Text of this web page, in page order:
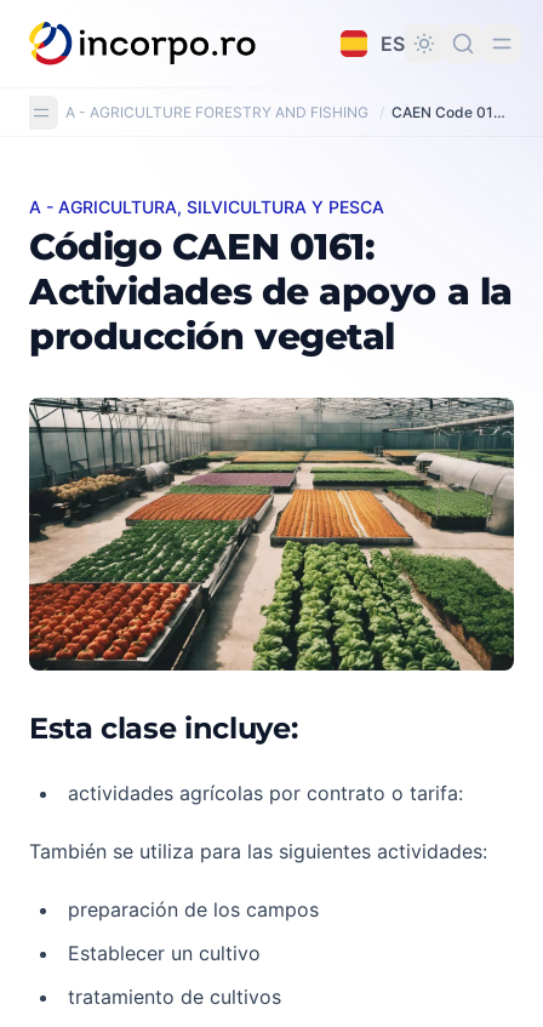
principal
ES
A - AGRICULTURE FORESTRY AND FISHING / CAEN Code 0161: Support activities for crop production
Código CAEN 0161: Actividades de apoyo a la
A - AGRICULTURA, SILVICULTURA Y PESCA
Código CAEN 0161:
Actividades de apoyo a la
producción vegetal
Esta clase incluye:
actividades agrícolas por contrato o tarifa:
También se utiliza para las siguientes actividades:
preparación de los campos
Establecer un cultivo
tratamiento de cultivos